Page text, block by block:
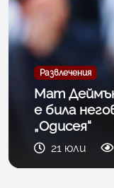
Развлечения
Мат
е била
„Одисея“
21 юли